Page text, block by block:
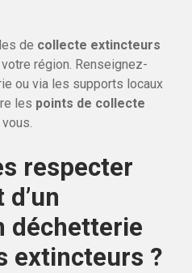
de collecte extincteurs
région. Renseignez-
ou via les supports locaux
les points de collecte
respecter
déchetterie
extincteurs ?